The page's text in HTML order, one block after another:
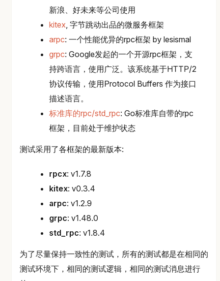
新浪、好未来等公司使用
kitex, 字节跳动出品的微服务框架
arpc: 一个性能优异的rpc框架 by lesismal
grpc: Google发起的一个开源rpc框架，支
持跨语言，使用广泛。该系统基于HTTP/2
协议传输，使用Protocol Buffers 作为接口
描述语言。
标准库的rpc/std_rpc: Go标准库自带的rpc
框架，目前处于维护状态
测试采用了各框架的最新版本:
rpcx: v1.7.8
kitex: v0.3.4
arpc: v1.2.9
grpc: v1.48.0
std_rpc: v1.8.4
为了尽量保持一致性的测试，所有的测试都是在相同的
测试环境下，相同的测试逻辑，相同的测试消息进行